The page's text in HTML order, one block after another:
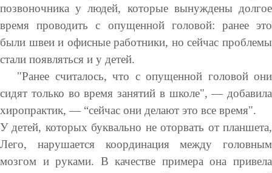
позвоночника у людей, которые вынуждены долгое
время проводить с опущенной головой: ранее это
были швеи и офисные работники, но сейчас проблемы
стали появляться и у детей.
"Ранее считалось, что с опущенной головой они
сидят только во время занятий в школе", — добавила
хиропрактик, — “сейчас они делают это все время".
У детей, которых буквально не оторвать от планшета,
Лего, нарушается координация между головным
мозгом и руками. В качестве примера она привела